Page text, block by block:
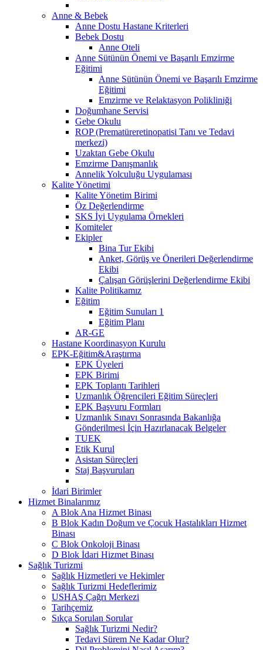
Anne & Bebek
Anne Dostu Hastane Kriterleri
Bebek Dostu
Anne Oteli
Anne Sütünün Önemi ve Başarılı Emzirme
Eğitimi
Anne Sütünün Önemi ve Başarılı Emzirme
Eğitimi
Emzirme ve Relaktasyon Polikliniği
Doğumhane Servisi
Gebe Okulu
ROP (Prematüreretinopatisi Tanı ve Tedavi
merkezi)
Uzaktan Gebe Okulu
Emzirme Danışmanlık
Annelik Yolculuğu Uygulaması
Kalite Yönetimi
Kalite Yönetim Birimi
Öz Değerlendirme
SKS İyi Uygulama Örnekleri
Komiteler
Ekipler
Bina Tur Ekibi
Anket, Görüş ve Önerileri Değerlendirme
Ekibi
Çalışan Görüşlerini Değerlendirme Ekibi
Kalite Politikamız
Eğitim
Eğitim Sunuları 1
Eğitim Planı
AR-GE
Hastane Koordinasyon Kurulu
EPK-Eğitim&Araştırma
EPK Üyeleri
EPK Birimi
EPK Toplantı Tarihleri
Uzmanlık Öğrencileri Eğitim Süreçleri
EPK Başvuru Formları
Uzmanlık Sınavı Sonrasında Bakanlığa
Gönderilmesi İçin Hazırlanacak Belgeler
TUEK
Etik Kurul
Asistan Süreçleri
Staj Başvuruları
İdari Birimler
Hizmet Binalarımız
A Blok Ana Hizmet Binası
B Blok Kadın Doğum ve Çocuk Hastalıkları Hizmet
Binası
C Blok Onkoloji Binası
D Blok İdari Hizmet Binası
Sağlık Turizmi
Sağlık Hizmetleri ve Hekimler
Sağlık Turizmi Hedeflerimiz
USHAŞ Çağrı Merkezi
Tarihçemiz
Sıkça Sorulan Sorular
Sağlık Turizmi Nedir?
Tedavi Sürem Ne Kadar Olur?